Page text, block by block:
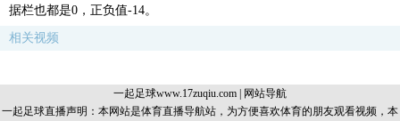
据栏也都是0，正负值-14。
相关视频
一起足球www.17zuqiu.com | 网站导航
一起足球直播声明：本网站是体育直播导航站，为方便喜欢体育的朋友观看视频，本